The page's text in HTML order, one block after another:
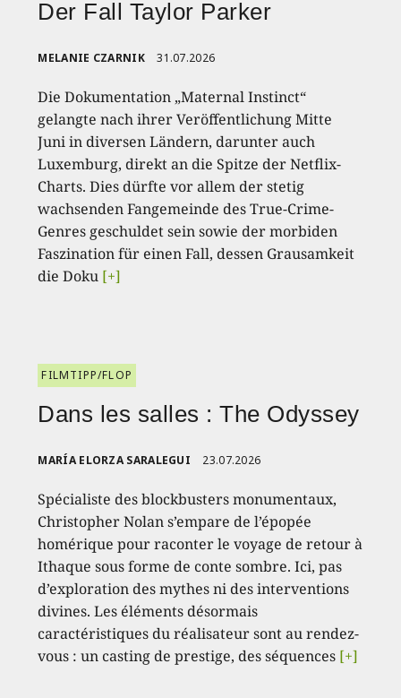
Der Fall Taylor Parker
MELANIE CZARNIK 31.07.2026
Die Dokumentation „Maternal Instinct“
gelangte nach ihrer Veröffentlichung Mitte
Juni in diversen Ländern, darunter auch
Luxemburg, direkt an die Spitze der Netflix-
Charts. Dies dürfte vor allem der stetig
wachsenden Fangemeinde des True-Crime-
Genres geschuldet sein sowie der morbiden
Faszination für einen Fall, dessen Grausamkeit
die Doku [+]
FILMTIPP/FLOP
Dans les salles : The Odyssey
MARÍA ELORZA SARALEGUI 23.07.2026
Spécialiste des blockbusters monumentaux,
Christopher Nolan s’empare de l’épopée
homérique pour raconter le voyage de retour à
Ithaque sous forme de conte sombre. Ici, pas
d’exploration des mythes ni des interventions
divines. Les éléments désormais
caractéristiques du réalisateur sont au rendez-
vous : un casting de prestige, des séquences [+]